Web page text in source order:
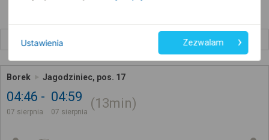
Borek Jagodziniec, pos. 17
04:46
07 sierpnia
04:59
07 sierpnia
13min
Ustawienia Zezwalam